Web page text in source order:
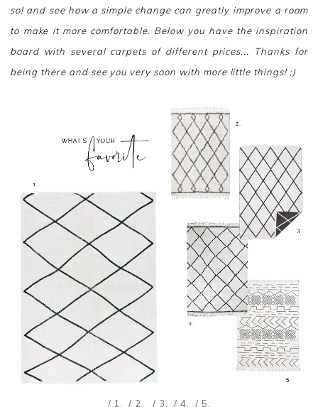
so! and see how a simple change can greatly improve a room
to make it more comfortable. Below you have the inspiration
board with several carpets of different prices... Thanks for
being there and see you very soon with more little things! ;)
/ 1. / 2. / 3. / 4. / 5.